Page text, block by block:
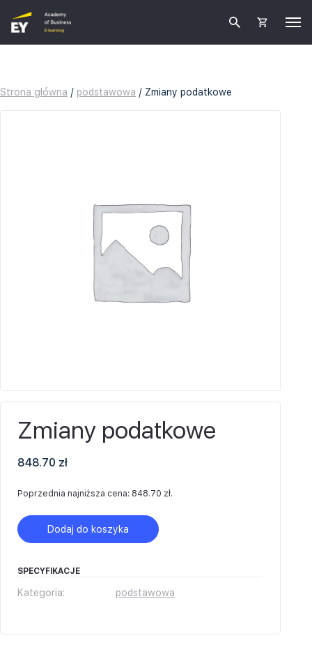
Strona główna / podstawowa / Zmiany podatkowe
Zmiany podatkowe
848.70 zł
Poprzednia najniższa cena: 848.70 zł.
Dodaj do koszyka
SPECYFIKACJE
Kategoria: podstawowa